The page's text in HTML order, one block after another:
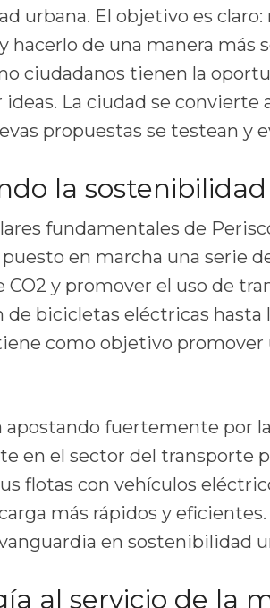
urbana. El objetivo es
hacerlo de una manera
ciudadanos tienen la
La ciudad se convierte
propuestas se testean y
la sostenibilidad
fundamentales de
puesto en marcha una serie
CO2 y promover el uso de
bicicletas eléctricas hasta
como objetivo
apostando fuertemente por
en el sector del transporte
flotas con vehículos
más rápidos y
en sostenibilidad
al servicio de la